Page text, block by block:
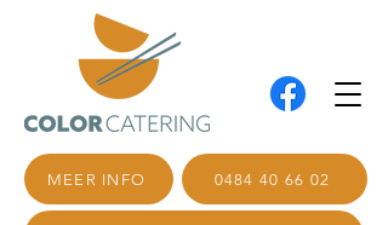
MEER INFO 0484 40 66 02